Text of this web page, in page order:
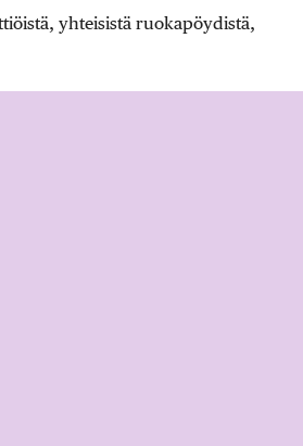
yhteisistä ruokapöydistä,